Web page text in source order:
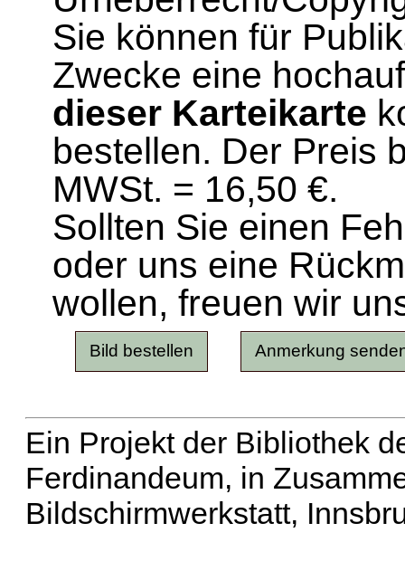
Sie können für
Zwecke eine
dieser Karteikarte
bestellen. Der Preis
MWSt. = 16,50 €.
Sollten Sie einen
oder uns eine
wollen, freuen wir
Ein Projekt der Bibliothek
Ferdinandeum, in
Bildschirmwerkstatt,